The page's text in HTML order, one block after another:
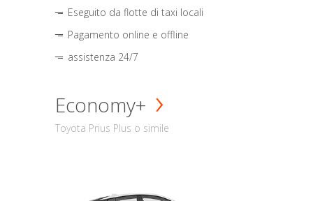
Eseguito da flotte di taxi locali
Pagamento online e offline
assistenza 24/7
Economy+
Toyota Prius Plus o simile